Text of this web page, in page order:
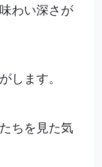
わい深さが
します。
ちを見た気